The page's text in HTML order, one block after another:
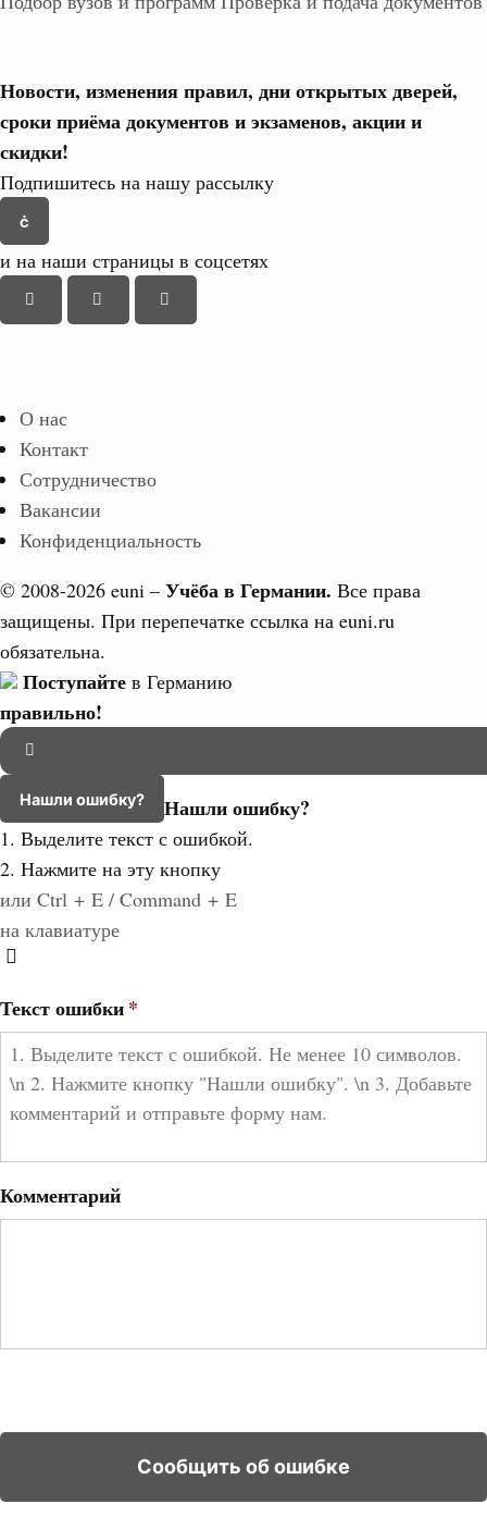
Новости, изменения правил, дни открытых дверей,
сроки приёма документов и экзаменов, акции и
скидки!
Подпишитесь на нашу рассылку
и на наши страницы в соцсетях
О нас
Контакт
Сотрудничество
Вакансии
Конфиденциальность
© 2008-2026 euni – Учёба в Германии. Все права
защищены. При перепечатке ссылка на euni.ru
обязательна.
Поступайте в Германию
правильно!
Нашли ошибку? Нашли ошибку?
1. Выделите текст с ошибкой.
2. Нажмите на эту кнопку
или Ctrl + E / Command + E
на клавиатуре
Текст ошибки*
Комментарий